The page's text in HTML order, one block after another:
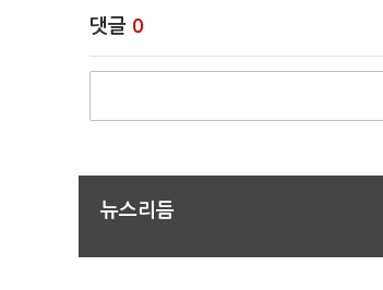
댓글 0
뉴스리듬